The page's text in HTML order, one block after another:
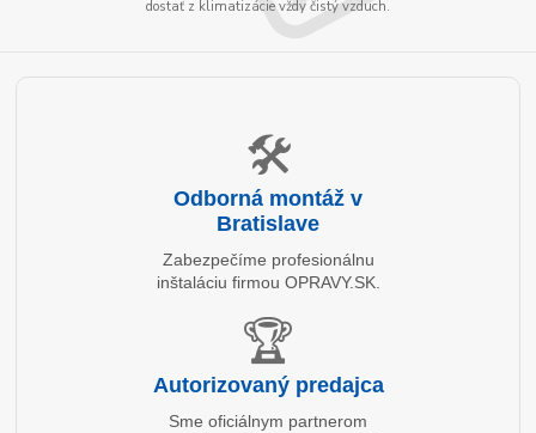
dostať z klimatizácie vždy čistý vzduch.
🛠️
Odborná montáž v
Bratislave
Zabezpečíme profesionálnu
inštaláciu firmou OPRAVY.SK.
🏆
Autorizovaný predajca
Sme oficiálnym partnerom